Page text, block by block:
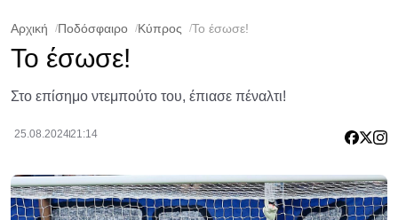
Αρχική Ποδόσφαιρο Κύπρος Το έσωσε!
Το έσωσε!
Στο επίσημο ντεμπούτο του, έπιασε πέναλτι!
25.08.202421:14